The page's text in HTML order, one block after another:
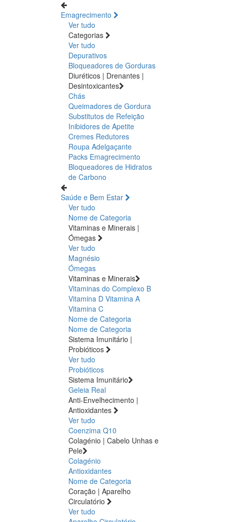
Emagrecimento
Ver tudo
Categorias
Ver tudo
Depurativos
Bloqueadores de Gorduras
Diuréticos | Drenantes |
Desintoxicantes
Chás
Queimadores de Gordura
Substitutos de Refeição
Inibidores de Apetite
Cremes Redutores
Roupa Adelgaçante
Packs Emagrecimento
Bloqueadores de Hidratos
de Carbono
Saúde e Bem Estar
Ver tudo
Nome de Categoria
Vitaminas e Minerais |
Ómegas
Ver tudo
Magnésio
Ómegas
Vitaminas e Minerais
Vitaminas do Complexo B
Vitamina D Vitamina A
Vitamina C
Nome de Categoria
Nome de Categoria
Sistema Imunitário |
Probióticos
Ver tudo
Probióticos
Sistema Imunitário
Geleia Real
Anti-Envelhecimento |
Antioxidantes
Ver tudo
Coenzima Q10
Colagénio | Cabelo Unhas e
Pele
Colagénio
Antioxidantes
Nome de Categoria
Coração | Aparelho
Circulatório
Ver tudo